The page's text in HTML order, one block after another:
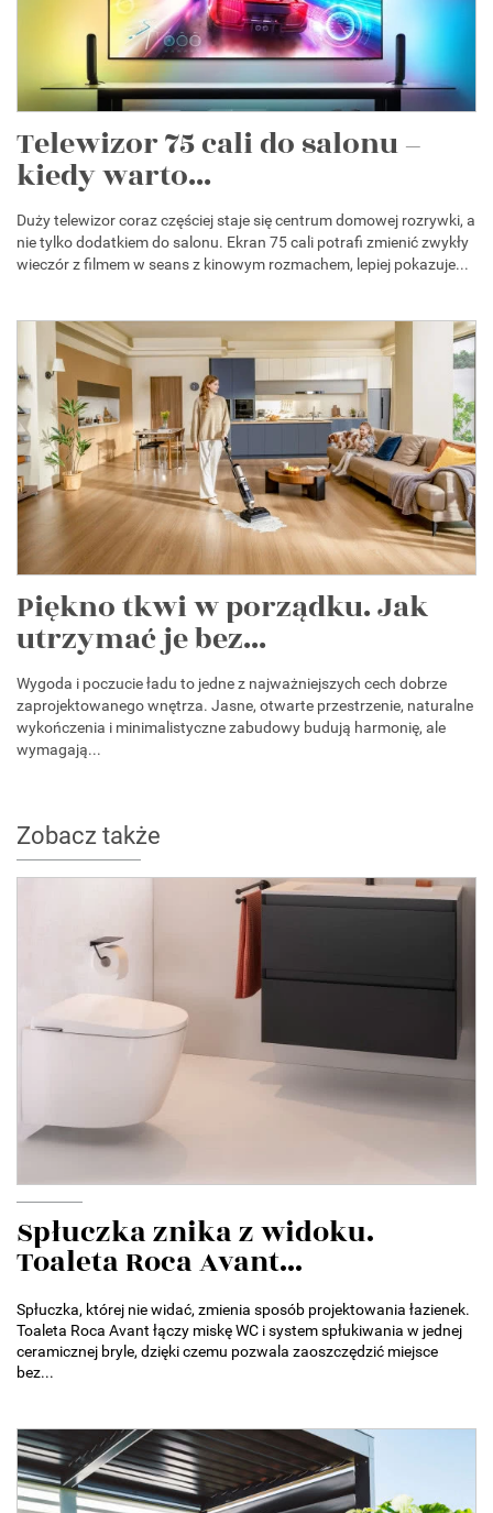
Telewizor 75 cali do salonu –
kiedy warto...
Duży telewizor coraz częściej staje się centrum domowej rozrywki, a
nie tylko dodatkiem do salonu. Ekran 75 cali potrafi zmienić zwykły
wieczór z filmem w seans z kinowym rozmachem, lepiej pokazuje...
Piękno tkwi w porządku. Jak
utrzymać je bez...
Wygoda i poczucie ładu to jedne z najważniejszych cech dobrze
zaprojektowanego wnętrza. Jasne, otwarte przestrzenie, naturalne
wykończenia i minimalistyczne zabudowy budują harmonię, ale
wymagają...
Zobacz także
Spłuczka znika z widoku.
Toaleta Roca Avant...
Spłuczka, której nie widać, zmienia sposób projektowania łazienek.
Toaleta Roca Avant łączy miskę WC i system spłukiwania w jednej
ceramicznej bryle, dzięki czemu pozwala zaoszczędzić miejsce
bez...